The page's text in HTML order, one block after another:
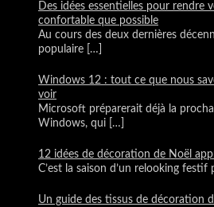
Des idées essentielles pour rendre
confortable que possible
Au cours des deux dernières
populaire
[…]
Windows 12 : tout ce que nous
voir
Microsoft préparerait déjà la
Windows, qui
[…]
12 idées de décoration de Noël
C’est la saison d’un relooking
Un guide des tissus de décoration